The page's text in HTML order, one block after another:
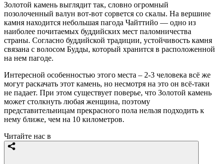
Золотой камень выглядит так, словно огромный
позолоченный валун вот-вот сорвется со скалы. На вершине
камня находится небольшая пагода Чайттийо — одно из
наиболее почитаемых буддийских мест паломничества
страны. Согласно буддийской традиции, устойчивость камня
связана с волосом Будды, который хранится в расположенной
на нем пагоде.
Интересной особенностью этого места – 2-3 человека всё же
могут раскачать этот камень, но несмотря на это он всё-таки
не падает. При этом существует поверье, что Золотой камень
может столкнуть любая женщина, поэтому
представительницам прекрасного пола нельзя подходить к
нему ближе, чем на 10 километров.
Читайте нас в